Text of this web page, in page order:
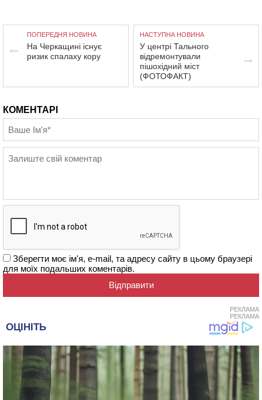
ПОПЕРЕДНЯ НОВИНА
На Черкащині існує
ризик спалаху кору
НАСТУПНА НОВИНА
У центрі Тального
відремонтували
пішохідний міст
(ФОТОФАКТ)
КОМЕНТАРІ
Зберегти моє ім'я, e-mail, та адресу сайту в цьому браузері
для моїх подальших коментарів.
РЕКЛАМА
РЕКЛАМА